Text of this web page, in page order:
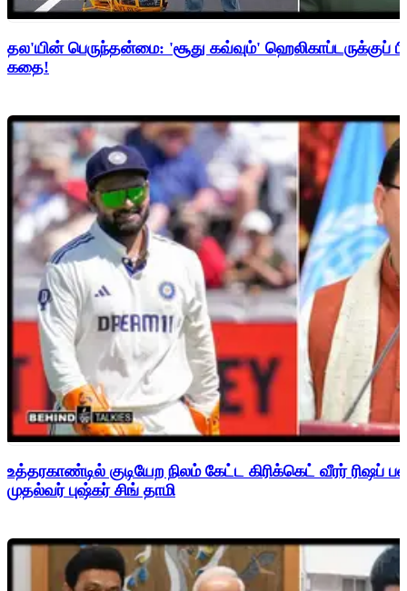
தல'யின் பெருந்தன்மை: 'சூது கவ்வும்' ஹெலிகாப்டருக்குப்
கதை!
உத்தரகாண்டில் குடியேற நிலம் கேட்ட கிரிக்கெட் வீரர்
முதல்வர் புஷ்கர் சிங் தாமி